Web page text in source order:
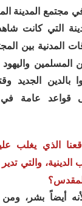
مجتمع المدينة
التي كانت
المدنية بين
المسلمين
بالدين الجديد
قواعد عامة في
الذي يغلب
الدينية، والتي
أيضاً بشر، ومن